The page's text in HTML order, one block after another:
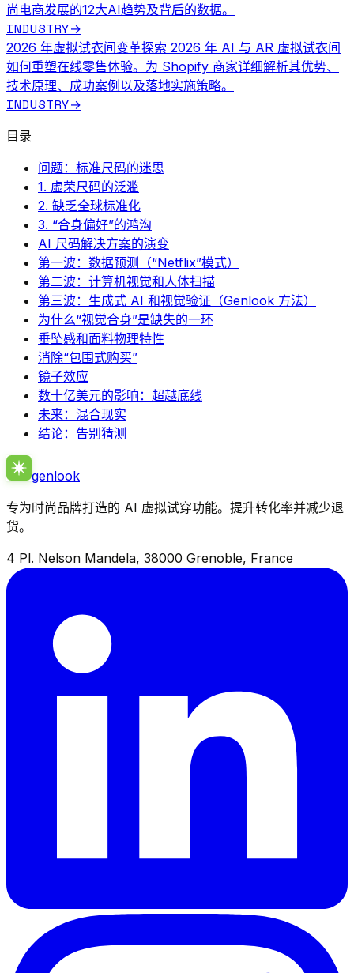
尚电商发展的12大AI趋势及背后的数据。
INDUSTRY→
2026 年虚拟试衣间变革探索 2026 年 AI 与 AR 虚拟试衣间
如何重塑在线零售体验。为 Shopify 商家详细解析其优势、
技术原理、成功案例以及落地实施策略。
INDUSTRY→
目录
问题：标准尺码的迷思
1. 虚荣尺码的泛滥
2. 缺乏全球标准化
3. “合身偏好”的鸿沟
AI 尺码解决方案的演变
第一波：数据预测（“Netflix”模式）
第二波：计算机视觉和人体扫描
第三波：生成式 AI 和视觉验证（Genlook 方法）
为什么“视觉合身”是缺失的一环
垂坠感和面料物理特性
消除“包围式购买”
镜子效应
数十亿美元的影响：超越底线
未来：混合现实
结论：告别猜测
genlook
专为时尚品牌打造的 AI 虚拟试穿功能。提升转化率并减少退
货。
4 Pl. Nelson Mandela, 38000 Grenoble, France